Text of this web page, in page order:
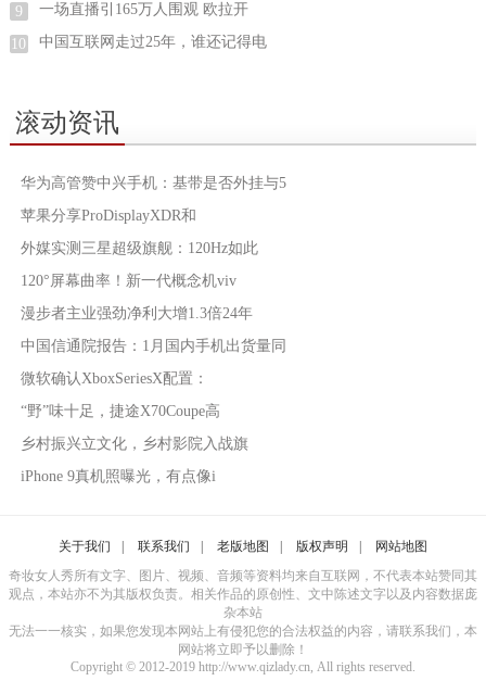
9 一场直播引165万人围观 欧拉开
10 中国互联网走过25年，谁还记得电
滚动资讯
华为高管赞中兴手机：基带是否外挂与5
苹果分享ProDisplayXDR和
外媒实测三星超级旗舰：120Hz如此
120°屏幕曲率！新一代概念机viv
漫步者主业强劲净利大增1.3倍24年
中国信通院报告：1月国内手机出货量同
微软确认XboxSeriesX配置：
“野”味十足，捷途X70Coupe高
乡村振兴立文化，乡村影院入战旗
iPhone 9真机照曝光，有点像i
关于我们 联系我们 老版地图 版权声明
网站地图
奇妆女人秀所有文字、图片、视频、音频等资料均来自互联网，不代表本站赞同其
观点，本站亦不为其版权负责。相关作品的原创性、文中陈述文字以及内容数据庞
杂本站
无法一一核实，如果您发现本网站上有侵犯您的合法权益的内容，请联系我们，本
网站将立即予以删除！
Copyright © 2012-2019 http://www.qizlady.cn, All rights reserved.